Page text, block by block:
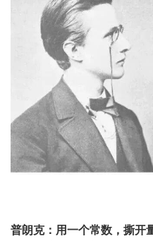
普朗克：用一个常数，撕开